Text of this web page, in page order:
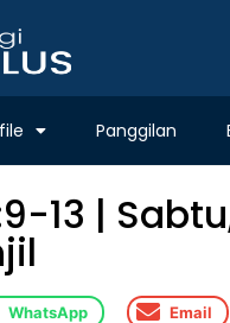
Panggilan
13 |
WhatsApp Email